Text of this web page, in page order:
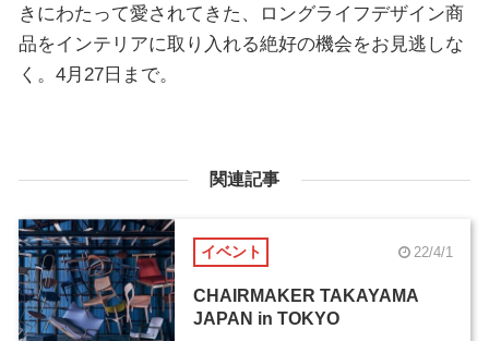
きにわたって愛されてきた、ロングライフデザイン商
品をインテリアに取り入れる絶好の機会をお見逃しな
く。4月27日まで。
関連記事
イベント 22/4/1
CHAIRMAKER TAKAYAMA
JAPAN in TOKYO